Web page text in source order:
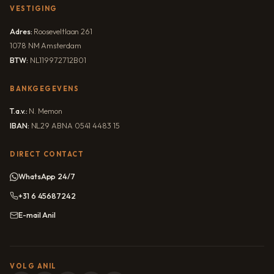
VESTIGING
Adres: Rooseveltlaan 261
1078 NM Amsterdam
BTW: NL119972712B01
BANKGEGEVENS
T.a.v.: N. Memon
IBAN: NL29 ABNA 0541 4483 15
DIRECT CONTACT
WhatsApp 24/7
+31 6 45687242
E-mail Anil
VOLG ANIL